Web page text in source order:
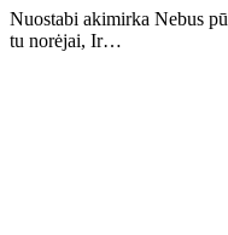
Nuostabi akimirka Nebus
tu norėjai, Ir…